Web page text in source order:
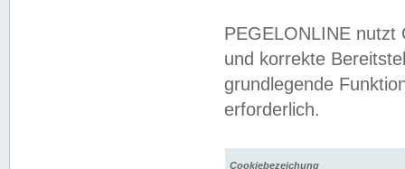
PEGELONLINE nutzt
und korrekte
grundlegende
erforderlich.
Cookiebezeichung